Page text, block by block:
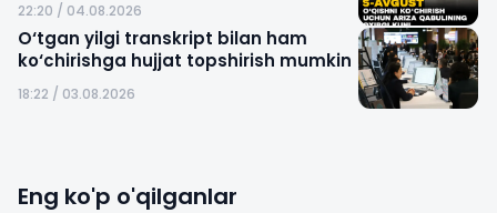
22:20 / 04.08.2026
O‘tgan yilgi transkript bilan ham
ko‘chirishga hujjat topshirish mumkin
18:22 / 03.08.2026
Eng ko'p o'qilganlar